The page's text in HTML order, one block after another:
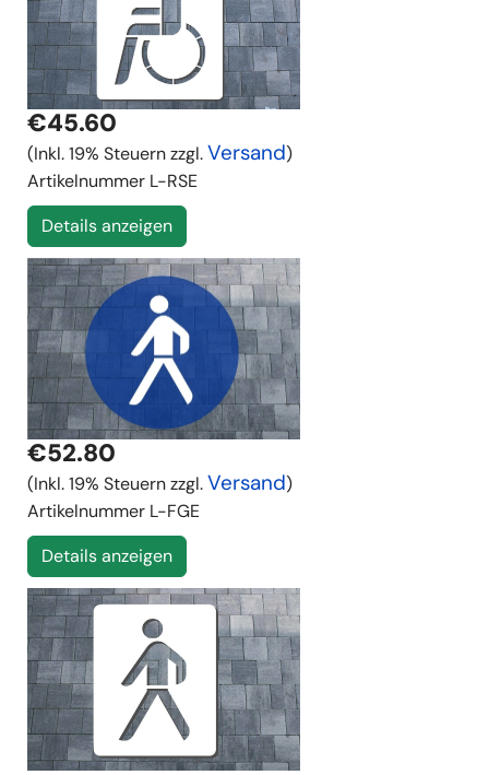
€45.60
(Inkl. 19% Steuern zzgl.Versand)
Artikelnummer L-RSE
Details anzeigen
€52.80
(Inkl. 19% Steuern zzgl.Versand)
Artikelnummer L-FGE
Details anzeigen